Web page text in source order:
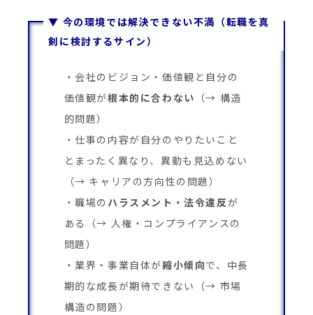
▼ 今の環境では解決できない不満（転職を真
剣に検討するサイン）
会社のビジョン・価値観と自分の
価値観が根本的に合わない （→ 構造
的問題）
仕事の内容が自分のやりたいこと
とまったく異なり、異動も見込めない
（→ キャリアの方向性の問題）
職場の ハラスメント・法令違反が
ある（→ 人権・コンプライアンスの
問題）
業界・事業自体が縮小傾向で、中長
期的な成長が期待できない（→ 市場
構造の問題）